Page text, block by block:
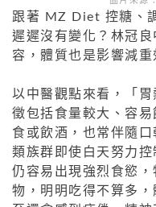
跟著 MZ Diet 控糖、
遲遲沒有變化？林冠
容，體質也是影響減重
以中醫觀點來看，「
徵包括食量較大、容
食或飲酒，也常伴隨
類族群即使白天努力
仍容易出現強烈食慾
物，明明吃得不算多